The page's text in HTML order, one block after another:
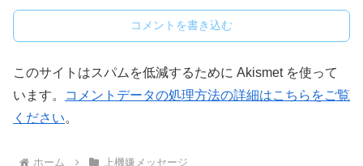
コメントを書き込む
このサイトはスパムを低減するために Akismet を使って
います。
コメントデータの処理方法の詳細はこちらをご覧
ください。
ホーム 上機嫌メッセージ